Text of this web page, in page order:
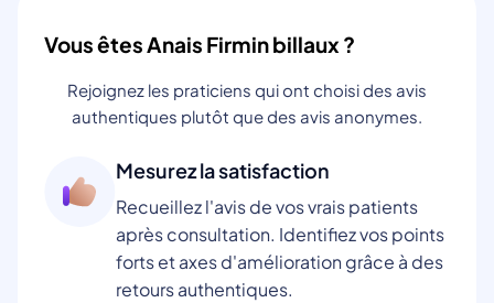
Vous êtes Anais Firmin billaux ?
Rejoignez les praticiens qui ont choisi des avis
authentiques plutôt que des avis anonymes.
Mesurez la satisfaction
Recueillez l'avis de vos vrais patients
après consultation. Identifiez vos points
forts et axes d'amélioration grâce à des
retours authentiques.